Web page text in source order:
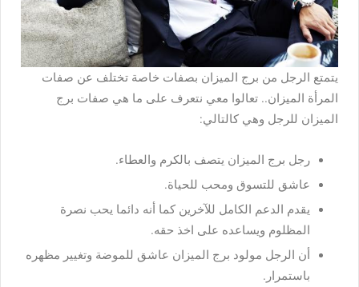
يتمتع الرجل من برج الميزان بصفات خاصة تختلف عن صفات
المرأة الميزان.. تعالوا معي نتعرف على ما هي صفات برج
الميزان للرجل وهي كالتالي:
رجل برج الميزان يتصف بالكرم والعطاء.
عاشق للتسوق ومحب للحياة.
يقدم الدعم الكامل للآخرين كما أنه دائما يحب نصرة
المظلوم ويساعده على اخذ حقه.
أن الرجل مولود برج الميزان عاشق للموضة وتغيير مظهره
باستمرار.